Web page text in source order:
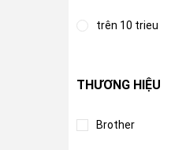
trên 10 trieu
THƯƠNG HIỆU
Brother